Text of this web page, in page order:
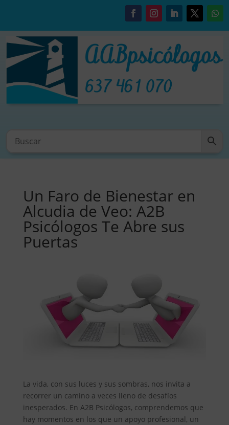
Un Faro de Bienestar en
Alcudia de Veo: A2B
Psicólogos Te Abre sus
Puertas
La vida, con sus luces y sus sombras, nos invita a
recorrer un camino a veces lleno de desafíos
inesperados. En A2B Psicólogos, comprendemos que
hay momentos en los que un apoyo profesional, un